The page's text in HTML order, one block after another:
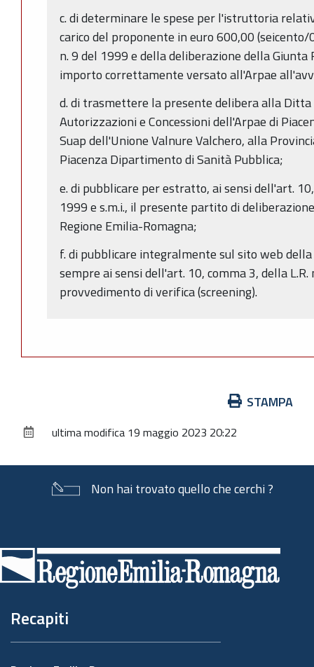
c. di determinare le spese per l'istruttoria
carico del proponente in euro 600,00 (seicento/
n. 9 del 1999 e della deliberazione della
importo correttamente versato all'Arpae
d. di trasmettere la presente delibera alla
Autorizzazioni e Concessioni dell'Arpae di
Suap dell'Unione Valnure Valchero, alla
Piacenza Dipartimento di Sanità Pubblica;
e. di pubblicare per estratto, ai sensi dell'art.
1999 e s.m.i., il presente partito di
Regione Emilia-Romagna;
f. di pubblicare integralmente sul sito web
sempre ai sensi dell'art. 10, comma 3, della
provvedimento di verifica (screening).
documento
STAMPA
ultima modifica 19 maggio 2023 20:22
Non hai trovato quello che cerchi ?
di
pagina
Recapiti